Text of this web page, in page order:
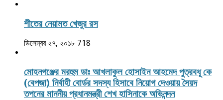
শীতের নেয়ামত খেজুর রস
ডিসেম্বর ২৭, ২০১৮ 718
মোহনগঞ্জের মরহুম ডাঃ আখলাকুল হোসাইন আহমেদ পুত্রবধূ কে
(বেপজা) নির্বাহী বোর্ডর সদস্য হিসাবে নিয়োগ দেওয়ায় সৈয়দ
তপনের মাননীয় প্রধানমন্ত্রী শেখ হাসিনাকে অভিনন্দন